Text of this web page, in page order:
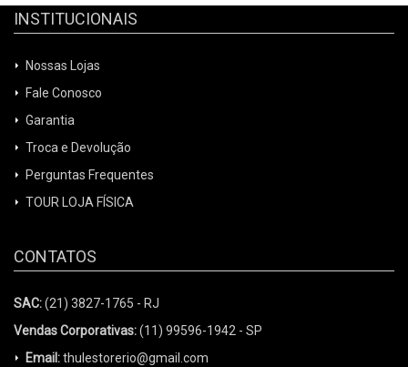
INSTITUCIONAIS
Nossas Lojas
Fale Conosco
Garantia
Troca e Devolução
Perguntas Frequentes
TOUR LOJA FÍSICA
CONTATOS
SAC:(21) 3827-1765 - RJ
Vendas Corporativas:(11) 99596-1942 - SP
Email:thulestorerio@gmail.com